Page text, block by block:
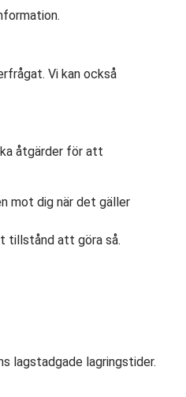
Vi kan också
åtgärder för att
mot dig när det gäller
tillstånd att göra så.
lagstadgade lagringstider.